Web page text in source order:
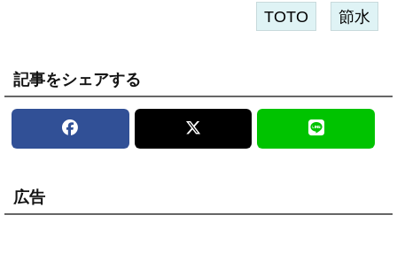
TOTO 節水
記事をシェアする
広告